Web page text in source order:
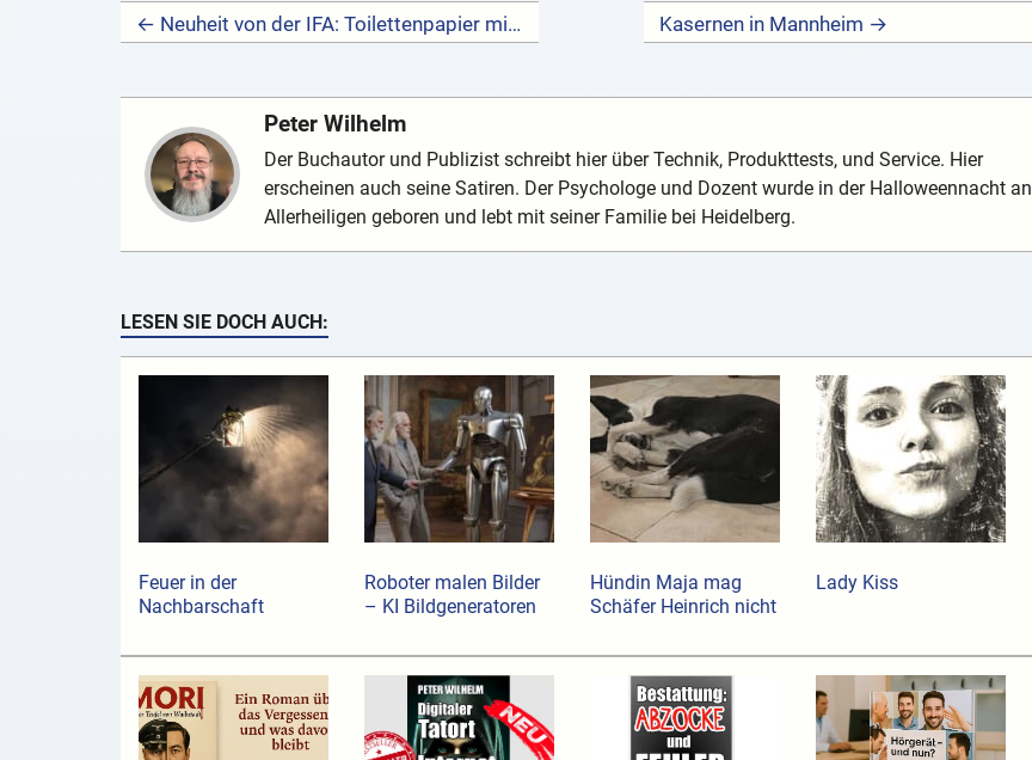
← Neuheit von der IFA: Toilettenpapier mit WLAN und Bluetooth Kasernen in Mannheim →
Peter Wilhelm
Der Buchautor und Publizist schreibt hier über Technik, Produkttests, und Service. Hier
erscheinen auch seine Satiren. Der Psychologe und Dozent wurde in der Halloweennacht an
Allerheiligen geboren und lebt mit seiner Familie bei Heidelberg.
LESEN SIE DOCH AUCH:
Feuer in der
Nachbarschaft
Roboter malen Bilder
– KI Bildgeneratoren
Hündin Maja mag
Schäfer Heinrich nicht
Lady Kiss